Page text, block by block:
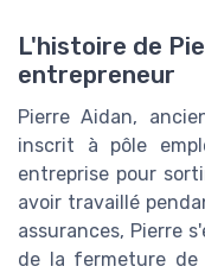
L'histoire de
entrepreneur
Pierre Aidan,
inscrit à pôle
entreprise pour
avoir travaillé
assurances, Pierre
de la fermeture de